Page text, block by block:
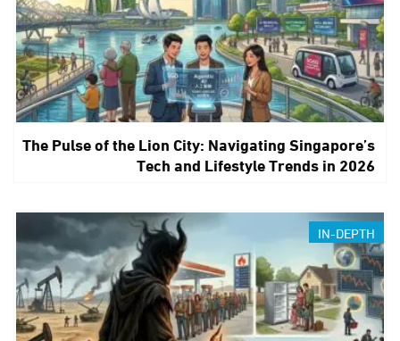
The Pulse of the Lion City: Navigating Singapore’s
Tech and Lifestyle Trends in 2026
IN-DEPTH